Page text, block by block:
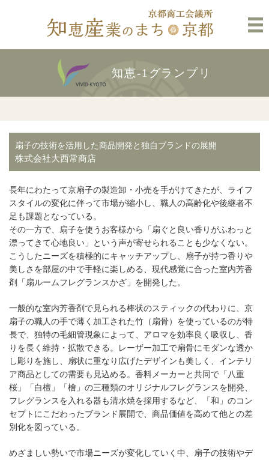
知恵-1グランプリ
扇子の技術を活用した商品開発と独自ブランドの展開
株式会社大西常商店
長年にわたって京扇子の製造卸・小売を手がけてきたが、ライフ
スタイルの変化に伴って市場が縮小し、職人の高齢化や後継者不
足も課題となっている。
その一方で、扇子を使うお客様から「扇ぐと良い香りがふわっと
漂ってきて心地良い」という声が寄せられることも少なくない。
こうしたニーズを積極的にキャッチアップし、扇子が持つ香りや
美しさを部屋の中で手軽に楽しめる、現代感覚に合った室内芳香
剤「扇ルームフレグランスかざ」を開発した。
一般的な室内芳香剤で見られる棒状のスティックの代わりに、京
扇子の職人の手で薄く加工された竹（扇骨）を使っているのが特
長で、独特の毛細管現象によって、アロマを効率良く吸収し、香
りを長く維持・拡散できる。レーザー加工で扇骨にモダンな透か
し彫りを施し、扇状に重なり広げたデザインも美しく、インテリ
ア商品としての需要も見込める。香料メーカーと共同で「八重
桜」「白檀」「檜」の三種類のオリジナルフレグランスを開発、
フレグランスを入れる器も清水焼を採用するなど、「和」のコン
セプトにこだわったブランド展開で、商品価値を高めて他との差
別化を図っている。
めざましい勢いで市場ニーズが変化していく中、扇子の技術やデ